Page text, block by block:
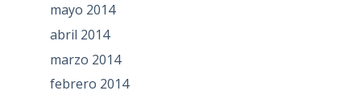
mayo 2014
abril 2014
marzo 2014
febrero 2014